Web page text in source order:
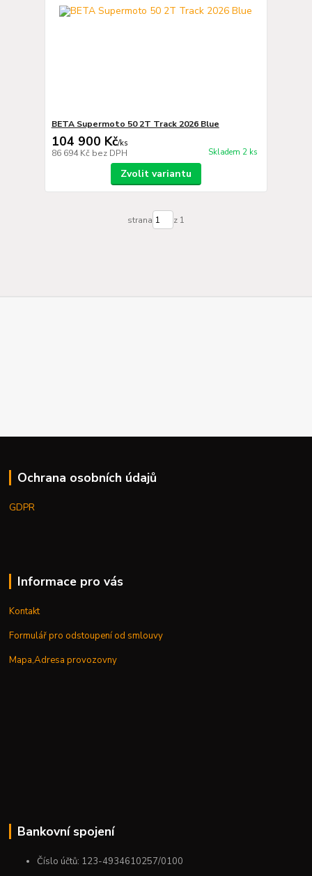
BETA Supermoto 50 2T Track 2026 Blue
104 900 Kč/ks
86 694 Kč bez DPH Skladem 2 ks
Zvolit variantu
strana z 1
Ochrana osobních údajů
GDPR
Informace pro vás
Kontakt
Formulář pro odstoupení od smlouvy
Mapa,Adresa provozovny
Bankovní spojení
Číslo účtů: 123-4934610257/0100